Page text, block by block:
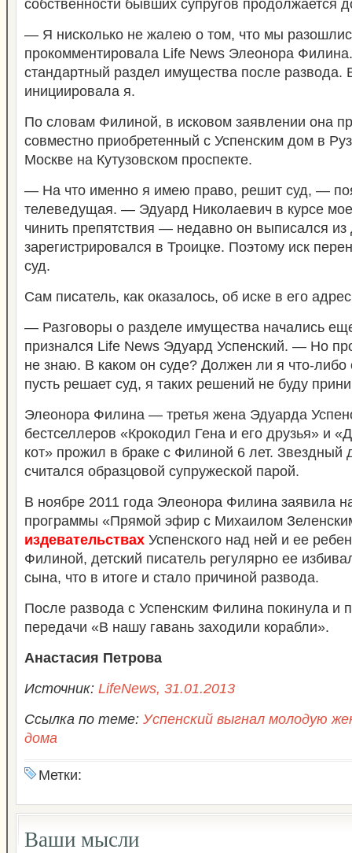
собственности бывших супругов продолжается
— Я нисколько не жалею о том, что мы
прокомментировала Life News Элеонора
стандартный раздел имущества после развода.
инициировала я.
По словам Филиной, в исковом заявлении она
совместно приобретенный с Успенским дом в
Москве на Кутузовском проспекте.
— На что именно я имею право, решит суд, —
телеведущая. — Эдуард Николаевич в курсе
чинить препятствия — недавно он выписался
зарегистрировался в Троицке. Поэтому иск
суд.
Сам писатель, как оказалось, об иске в его
— Разговоры о разделе имущества начались
признался Life News Эдуард Успенский. — Но
не знаю. В каком он суде? Должен ли я что-либо
пусть решает суд, я таких решений не буду
Элеонора Филина — третья жена Эдуарда
бестселлеров «Крокодил Гена и его друзья» и
кот» прожил в браке с Филиной 6 лет. Звездный
считался образцовой супружеской парой.
В ноябре 2011 года Элеонора Филина заявила
программы «Прямой эфир с Михаилом
издевательствах Успенского над ней и ее
Филиной, детский писатель регулярно ее
сына, что в итоге и стало причиной развода.
После развода с Успенским Филина покинула и
передачи «В нашу гавань заходили корабли».
Анастасия Петрова
Источник: LifeNews, 31.01.2013
Ссылка по теме: Успенский выгнал молодую
дома
Метки:
Ваши мысли